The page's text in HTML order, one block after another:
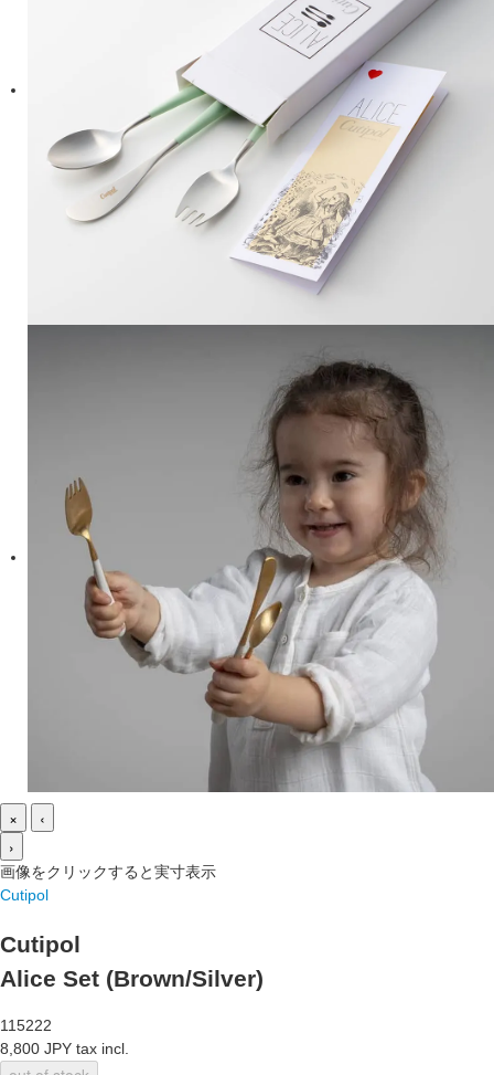
×
‹
›
画像をクリックすると実寸表示
Cutipol
Cutipol
Alice Set (Brown/Silver)
115222
8,800 JPY tax incl.